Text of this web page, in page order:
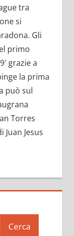
tra
si
Gli
primo
grazie a
la prima
può sul
Torres
Jesus
Cerca